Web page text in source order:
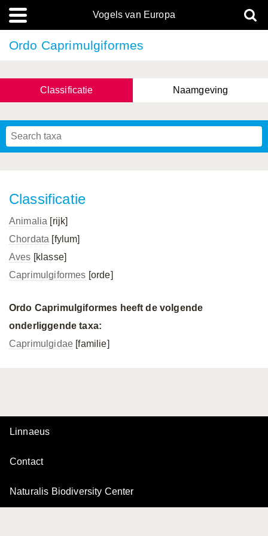
Vogels van Europa
Ordo Caprimulgiformes
Classificatie Naamgeving
Classificatie
Animalia [rijk]
Chordata [fylum]
Aves [klasse]
Caprimulgiformes [orde]
Ordo Caprimulgiformes heeft de volgende
onderliggende taxa:
Caprimulgidae [familie]
Linnaeus
Contact
Naturalis Biodiversity Center